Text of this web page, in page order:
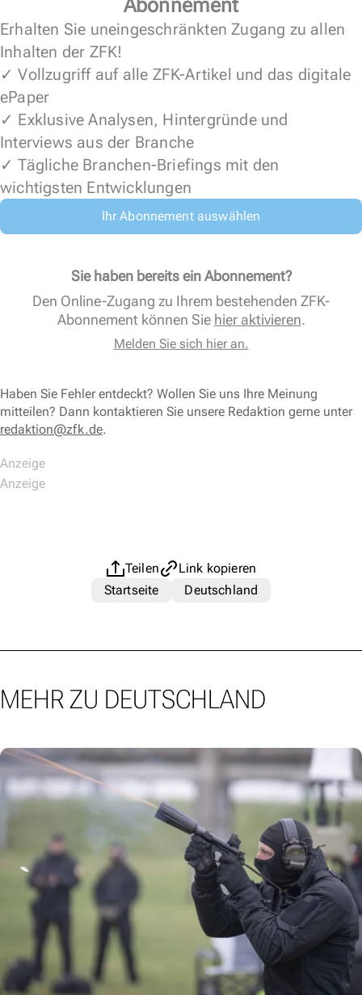
Erhalten Sie uneingeschränkten Zugang zu allen
Inhalten der ZFK!
✓ Vollzugriff auf alle ZFK-Artikel und das digitale
ePaper
✓ Exklusive Analysen, Hintergründe und
Interviews aus der Branche
✓ Tägliche Branchen-Briefings mit den
wichtigsten Entwicklungen
Ihr Abonnement auswählen
Sie haben bereits ein Abonnement?
Den Online-Zugang zu Ihrem bestehenden ZFK-
Abonnement können Sie hier aktivieren.
Melden Sie sich hier an.
Haben Sie Fehler entdeckt? Wollen Sie uns Ihre Meinung
mitteilen? Dann kontaktieren Sie unsere Redaktion gerne unter
redaktion@zfk.de.
Teilen
Link kopieren
Startseite
Deutschland
MEHR ZU DEUTSCHLAND